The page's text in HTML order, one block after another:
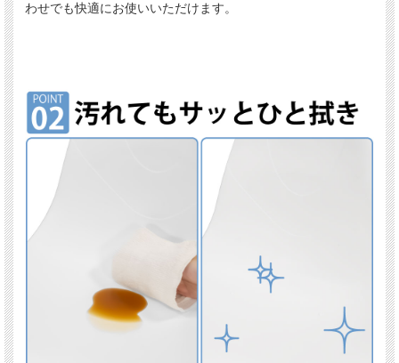
わせでも快適にお使いいただけます。